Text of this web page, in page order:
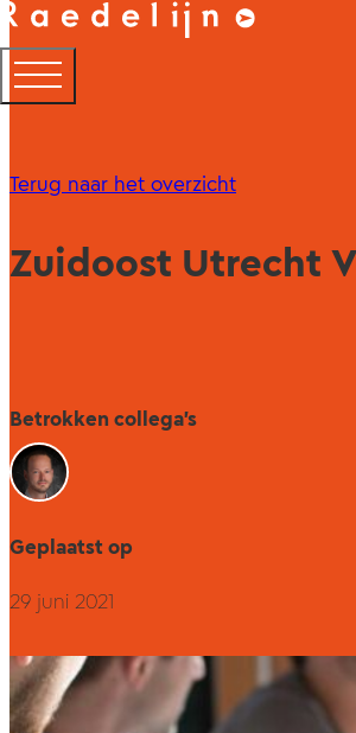
Terug naar het overzicht
Zuidoost Utrecht
Betrokken collega's
Geplaatst op
29 juni 2021